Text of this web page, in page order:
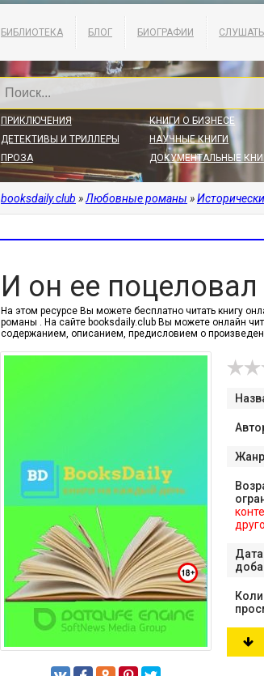
БИБЛИОТЕКА БЛОГ БИОГРАФИИ
ПРИКЛЮЧЕНИЯ
ДЕТЕКТИВЫ И ТРИЛЛЕРЫ
ПРОЗА
КНИГИ О БИЗНЕСЕ
НАУЧНЫЕ КНИГИ
ДОКУМЕНТАЛЬНЫЕ
booksdaily.club »Любовные романы »
И он ее
На этом ресурсе Вы можете бесплатно читать книгу
романы . На сайте booksdaily.club Вы можете онлайн
содержанием, описанием, предисловием о
Жанр
Дата